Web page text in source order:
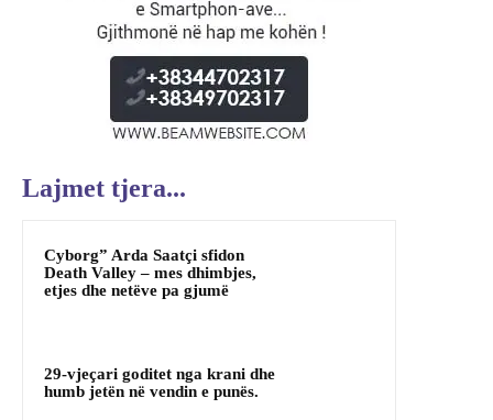
Lajmet tjera...
Cyborg” Arda Saatçi sfidon
Death Valley – mes dhimbjes,
etjes dhe netëve pa gjumë
29-vjeçari goditet nga krani dhe
humb jetën në vendin e punës.